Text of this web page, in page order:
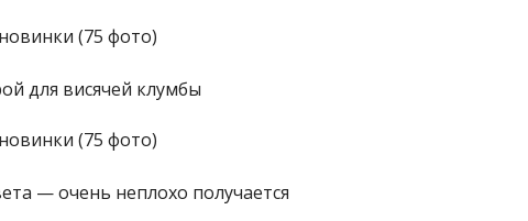
для висячей клумбы
— очень неплохо получается